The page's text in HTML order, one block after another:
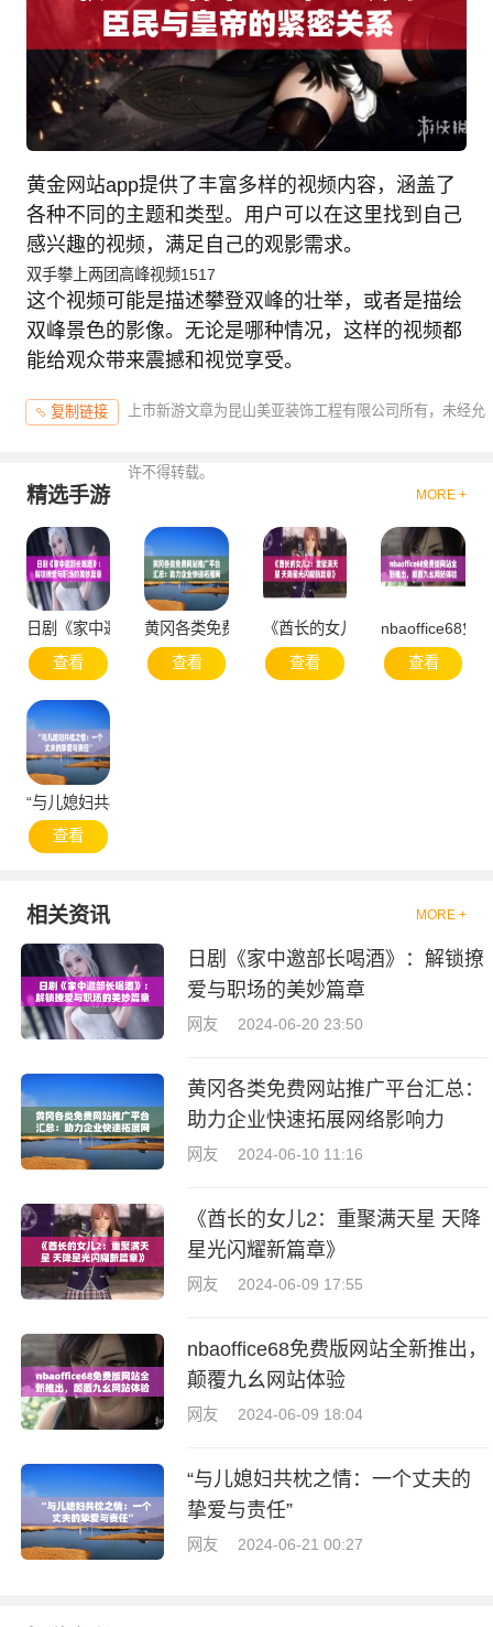
黄金网站app提供了丰富多样的视频内容，涵盖了
各种不同的主题和类型。用户可以在这里找到自己
感兴趣的视频，满足自己的观影需求。
双手攀上两团高峰视频1517
这个视频可能是描述攀登双峰的壮举，或者是描绘
双峰景色的影像。无论是哪种情况，这样的视频都
能给观众带来震撼和视觉享受。
复制链接 上市新游文章为昆山美亚装饰工程有限公司所有，未经允
许不得转载。
精选手游 MORE +
日剧《家中邀部长喝酒》：解锁撩爱与职场的美妙篇章
查看
黄冈各类免费网站推广平台汇总：助力企业快速拓
查看
《酋长的女儿2：重聚满天星 天
查看
nbaoffice68免
查看
“与儿媳妇共枕之情：一个丈夫的挚爱与责任”
查看
相关资讯 MORE +
日剧《家中邀部长喝酒》：解锁撩
爱与职场的美妙篇章
网友 2024-06-20 23:50
黄冈各类免费网站推广平台汇总：
助力企业快速拓展网络影响力
网友 2024-06-10 11:16
《酋长的女儿2：重聚满天星 天降
星光闪耀新篇章》
网友 2024-06-09 17:55
nbaoffice68免费版网站全新推出，
颠覆九幺网站体验
网友 2024-06-09 18:04
“与儿媳妇共枕之情：一个丈夫的
挚爱与责任”
网友 2024-06-21 00:27